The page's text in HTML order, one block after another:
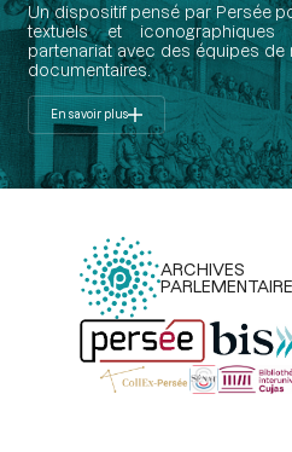
Un dispositif pensé par Persée
textuels et
partenariat avec des équipes
documentaires.
En savoir plus
ARCHIVES